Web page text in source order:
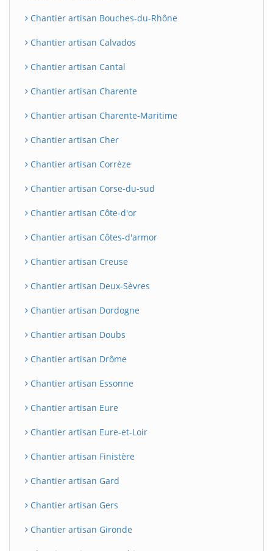
Chantier artisan Bouches-du-Rhône
Chantier artisan Calvados
Chantier artisan Cantal
Chantier artisan Charente
Chantier artisan Charente-Maritime
Chantier artisan Cher
Chantier artisan Corrèze
Chantier artisan Corse-du-sud
Chantier artisan Côte-d'or
Chantier artisan Côtes-d'armor
Chantier artisan Creuse
Chantier artisan Deux-Sèvres
Chantier artisan Dordogne
Chantier artisan Doubs
Chantier artisan Drôme
Chantier artisan Essonne
Chantier artisan Eure
Chantier artisan Eure-et-Loir
Chantier artisan Finistère
Chantier artisan Gard
Chantier artisan Gers
Chantier artisan Gironde
B Assistant en ligne